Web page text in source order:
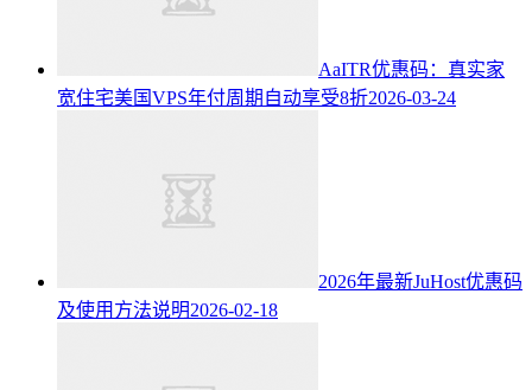
AaITR优惠码：真实家
宽住宅美国VPS年付周期自动享受8折2026-03-24
2026年最新JuHost优惠码
及使用方法说明2026-02-18